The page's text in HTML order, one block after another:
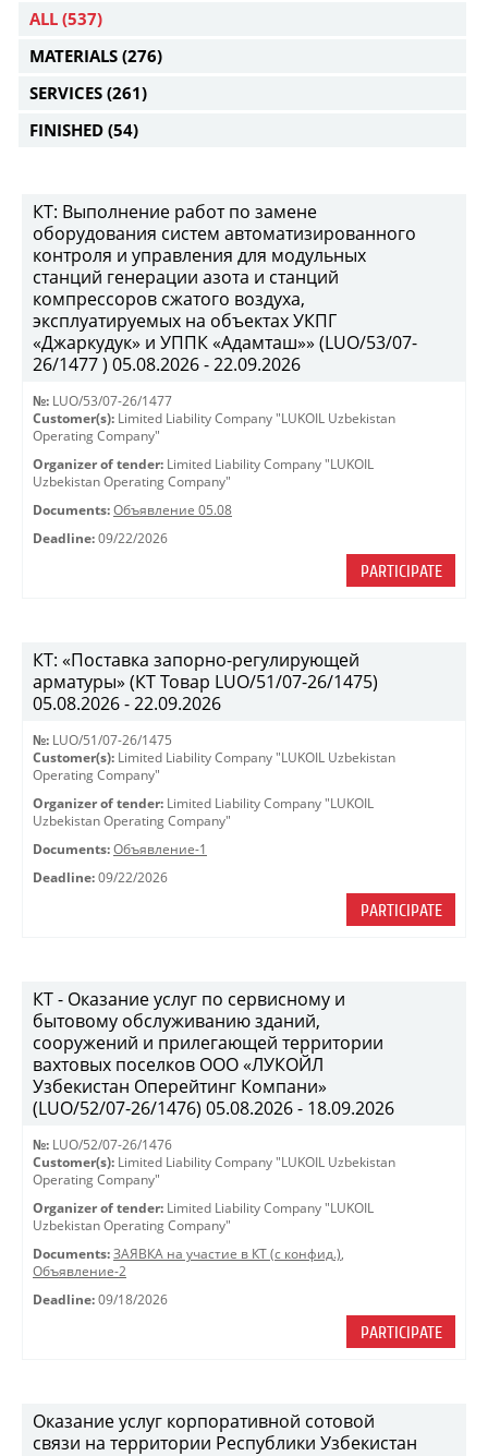
ALL (537)
MATERIALS (276)
SERVICES (261)
FINISHED (54)
КТ: Выполнение работ по замене
оборудования систем автоматизированного
контроля и управления для модульных
станций генерации азота и станций
компрессоров сжатого воздуха,
эксплуатируемых на объектах УКПГ
«Джаркудук» и УППК «Адамташ»» (LUO/53/07-
26/1477 ) 05.08.2026 - 22.09.2026
№: LUO/53/07-26/1477
Customer(s): Limited Liability Company "LUKOIL Uzbekistan
Operating Company"
Organizer of tender: Limited Liability Company "LUKOIL
Uzbekistan Operating Company"
Documents: Объявление 05.08
Deadline: 09/22/2026
PARTICIPATE
КТ: «Поставка запорно-регулирующей
арматуры» (КТ Товар LUO/51/07-26/1475)
05.08.2026 - 22.09.2026
№: LUO/51/07-26/1475
Customer(s): Limited Liability Company "LUKOIL Uzbekistan
Operating Company"
Organizer of tender: Limited Liability Company "LUKOIL
Uzbekistan Operating Company"
Documents: Объявление-1
Deadline: 09/22/2026
PARTICIPATE
КТ - Оказание услуг по сервисному и
бытовому обслуживанию зданий,
сооружений и прилегающей территории
вахтовых поселков ООО «ЛУКОЙЛ
Узбекистан Оперейтинг Компани»
(LUO/52/07-26/1476) 05.08.2026 - 18.09.2026
№: LUO/52/07-26/1476
Customer(s): Limited Liability Company "LUKOIL Uzbekistan
Operating Company"
Organizer of tender: Limited Liability Company "LUKOIL
Uzbekistan Operating Company"
Documents: ЗАЯВКА на участие в КТ (с конфид.),
Объявление-2
Deadline: 09/18/2026
PARTICIPATE
Оказание услуг корпоративной сотовой
связи на территории Республики Узбекистан